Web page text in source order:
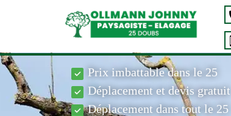
Prix imbattable dans le 25
Déplacement et devis gratuit
Déplacement dans tout le 25